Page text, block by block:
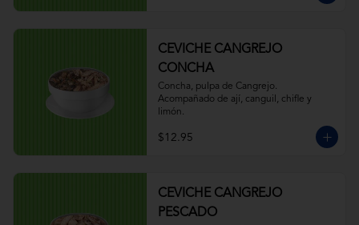
CEVICHE CANGREJO
CONCHA
Concha, pulpa de Cangrejo.
Acompañado de ají, canguil, chifle y
limón.
$12.95
CEVICHE CANGREJO
PESCADO